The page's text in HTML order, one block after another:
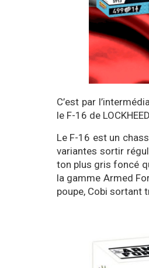
C’est par
le F-16 de
Le F-16 est un
variantes sortir
ton plus gris foncé
la gamme Armed
poupe, Cobi sortant